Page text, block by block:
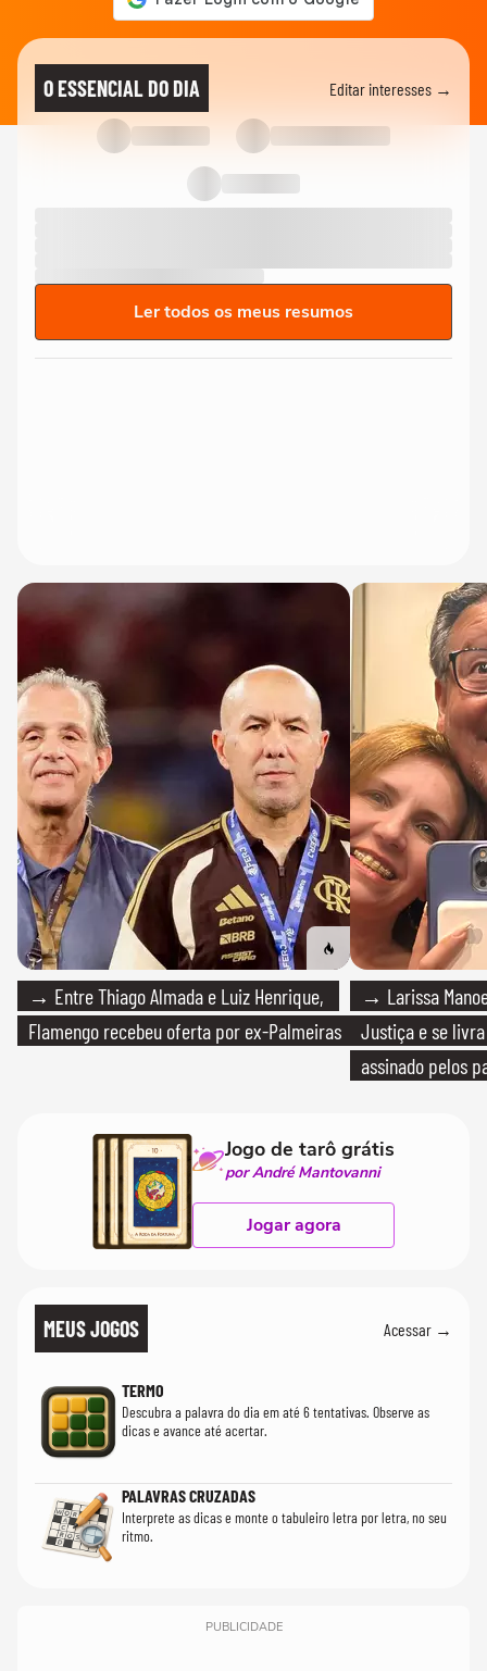
O ESSENCIAL DO DIA Editar interesses →
Ler todos os meus resumos
→ Entre Thiago Almada e Luiz Henrique,
Flamengo recebeu oferta por ex-Palmeiras
→ Larissa
Justiça e se
assinado pelos
Jogo de tarô grátis
por André Mantovanni
Jogar agora
MEUS JOGOS Acessar →
TERMO
Descubra a palavra do dia em até 6 tentativas. Observe as
dicas e avance até acertar.
PALAVRAS CRUZADAS
Interprete as dicas e monte o tabuleiro letra por letra, no seu
ritmo.
PUBLICIDADE